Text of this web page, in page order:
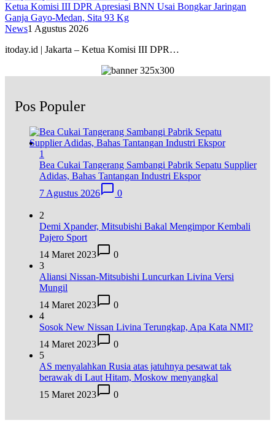
Ketua Komisi III DPR Apresiasi BNN Usai Bongkar Jaringan
Ganja Gayo-Medan, Sita 93 Kg
News1 Agustus 2026
itoday.id | Jakarta – Ketua Komisi III DPR…
Pos Populer
1
Bea Cukai Tangerang Sambangi Pabrik Sepatu Supplier
Adidas, Bahas Tantangan Industri Ekspor
7 Agustus 2026
0
2
Demi Xpander, Mitsubishi Bakal Mengimpor Kembali
Pajero Sport
14 Maret 2023
0
3
Aliansi Nissan-Mitsubishi Luncurkan Livina Versi
Mungil
14 Maret 2023
0
4
Sosok New Nissan Livina Terungkap, Apa Kata NMI?
14 Maret 2023
0
5
AS menyalahkan Rusia atas jatuhnya pesawat tak
berawak di Laut Hitam, Moskow menyangkal
15 Maret 2023
0